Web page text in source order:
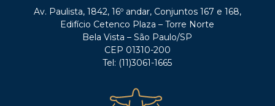
Av. Paulista, 1842, 16º andar, Conjuntos 167 e 168,
Edifício Cetenco Plaza – Torre Norte
Bela Vista – São Paulo/SP
CEP 01310-200
Tel: (11)3061-1665